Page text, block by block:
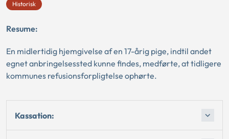
Historisk
Resume:
En midlertidig hjemgivelse af en 17-årig pige, indtil andet
egnet anbringelsessted kunne findes, medførte, at tidligere
kommunes refusionsforpligtelse ophørte.
Kassation: